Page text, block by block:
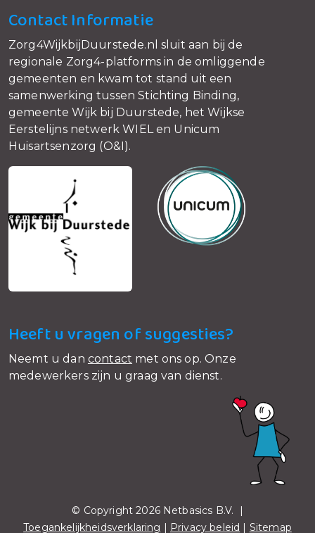
Contact Informatie
Zorg4WijkbijDuurstede.nl sluit aan bij de
regionale Zorg4-platforms in de omliggende
gemeenten en kwam tot stand uit een
samenwerking tussen Stichting Binding,
gemeente Wijk bij Duurstede, het Wijkse
Eerstelijns netwerk WIEL en Unicum
Huisartsenzorg (O&I).
Heeft u vragen of suggesties?
Neemt u dan contact met ons op. Onze
medewerkers zijn u graag van dienst.
© Copyright 2026 Netbasics B.V. |
Toegankelijkheidsverklaring | Privacy beleid | Sitemap